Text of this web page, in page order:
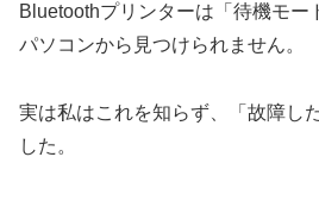
Bluetoothプリンターは「待機モー
パソコンから見つけられません。
実は私はこれを知らず、「故障し
した。